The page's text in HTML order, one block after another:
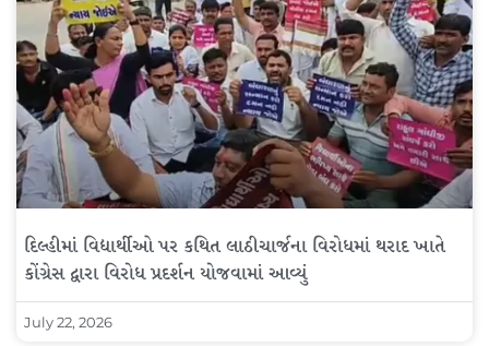
દિલ્હીમાં વિદ્યાર્થીઓ પર કથિત લાઠીચાર્જના વિરોધમાં થરાદ ખાતે
કોંગ્રેસ દ્વારા વિરોધ પ્રદર્શન યોજવામાં આવ્યું
July 22, 2026